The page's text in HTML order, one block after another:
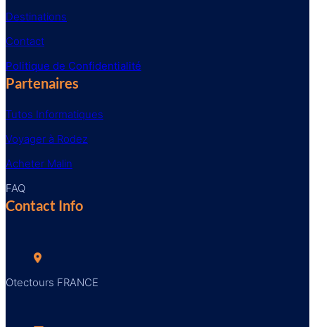
Destinations
Contact
Politique de Confidentialité
Partenaires
Tutos Informatiques
Voyager à Rodez
Acheter Malin
FAQ
Contact Info
Otectours FRANCE